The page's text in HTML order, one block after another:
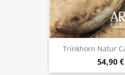
Trinkhorn Natur
54,90 €